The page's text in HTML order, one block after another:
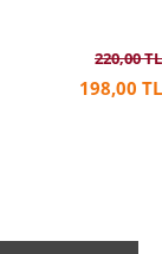
220,00 TL
198,00 TL